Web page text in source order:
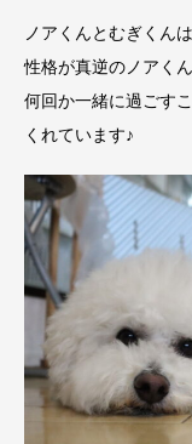
ノアくんとむぎくん
性格が真逆のノアく
何回か一緒に過ごす
くれています♪